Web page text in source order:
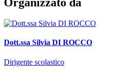
Organizzato da
Dott.ssa Silvia DI ROCCO
Dirigente scolastico